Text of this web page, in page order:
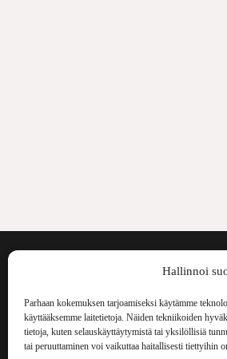
Hallinnoi
Parhaan kokemuksen tarjoamiseksi käytämme
käyttääksemme laitetietoja. Näiden tekniikoiden
tietoja, kuten selauskäyttäytymistä tai yksilöllisiä
tai peruuttaminen voi vaikuttaa haitallisesti tiettyihin
Voima Kustannus
Vellamonkatu 30 B 3 krs.
00550 Helsinki